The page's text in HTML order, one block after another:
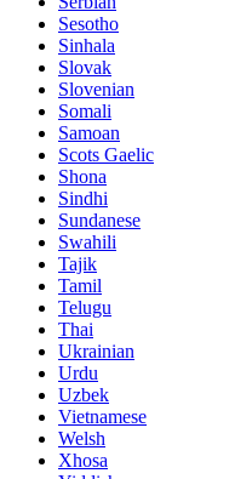
Sesotho
Sinhala
Slovak
Slovenian
Somali
Samoan
Scots Gaelic
Shona
Sindhi
Sundanese
Swahili
Tajik
Tamil
Telugu
Thai
Ukrainian
Urdu
Uzbek
Vietnamese
Welsh
Xhosa